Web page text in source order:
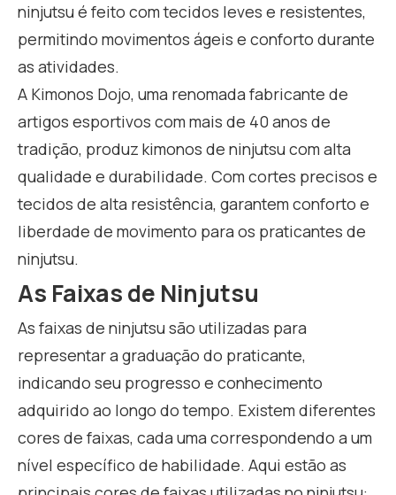
ninjutsu é feito com tecidos leves e resistentes,
permitindo movimentos ágeis e conforto durante
as atividades.
A Kimonos Dojo, uma renomada fabricante de
artigos esportivos com mais de 40 anos de
tradição, produz kimonos de ninjutsu com alta
qualidade e durabilidade. Com cortes precisos e
tecidos de alta resistência, garantem conforto e
liberdade de movimento para os praticantes de
ninjutsu.
As Faixas de Ninjutsu
As faixas de ninjutsu são utilizadas para
representar a graduação do praticante,
indicando seu progresso e conhecimento
adquirido ao longo do tempo. Existem diferentes
cores de faixas, cada uma correspondendo a um
nível específico de habilidade. Aqui estão as